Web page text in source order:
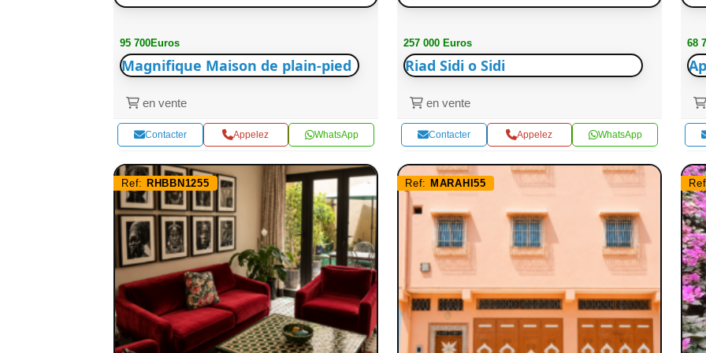
95 700Euros
Magnifique Maison de plain-pied
en vente
Contacter Appelez WhatsApp
257 000 Euros
Riad Sidi o Sidi
en vente
Contacter Appelez WhatsApp
68
Ref: RHBBN1255 Ref: MARAHI55